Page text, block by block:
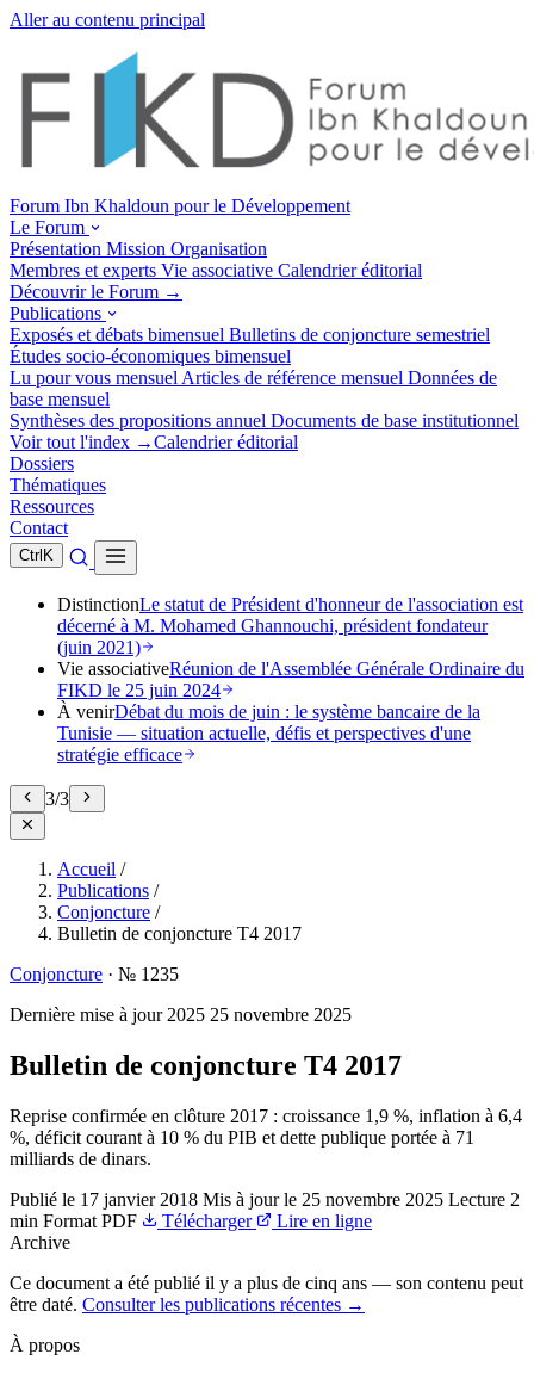
Aller au contenu principal
Forum Ibn Khaldoun pour le Développement
Le Forum
Présentation Mission Organisation
Membres et experts Vie associative Calendrier éditorial
Découvrir le Forum →
Publications
Exposés et débats bimensuel Bulletins de conjoncture semestriel
Études socio-économiques bimensuel
Lu pour vous mensuel Articles de référence mensuel Données de
base mensuel
Synthèses des propositions annuel Documents de base institutionnel
Voir tout l'index →Calendrier éditorial
Dossiers
Thématiques
Ressources
Contact
Ctrl K
DistinctionLe statut de Président d'honneur de l'association est
décerné à M. Mohamed Ghannouchi, président fondateur
(juin 2021)
Vie associativeRéunion de l'Assemblée Générale Ordinaire du
FIKD le 25 juin 2024
À venirDébat du mois de juin : le système bancaire de la
Tunisie — situation actuelle, défis et perspectives d'une
stratégie efficace
3/3
Accueil /
Publications /
Conjoncture /
Bulletin de conjoncture T4 2017
Conjoncture · № 1235
Dernière mise à jour 2025 25 novembre 2025
Bulletin de conjoncture T4 2017
Reprise confirmée en clôture 2017 : croissance 1,9 %, inflation à 6,4
%, déficit courant à 10 % du PIB et dette publique portée à 71
milliards de dinars.
Publié le 17 janvier 2018 Mis à jour le 25 novembre 2025 Lecture 2
min Format PDF Télécharger
Lire en ligne
Archive
Ce document a été publié il y a plus de cinq ans — son contenu peut
être daté. Consulter les publications récentes →
À propos